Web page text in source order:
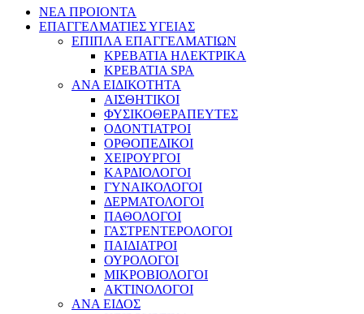
ΝΕΑ ΠΡΟΙΟΝΤΑ
ΕΠΑΓΓΕΛΜΑΤΙΕΣ ΥΓΕΙΑΣ
ΕΠΙΠΛΑ ΕΠΑΓΓΕΛΜΑΤΙΩΝ
ΚΡΕΒΑΤΙΑ ΗΛΕΚΤΡΙΚΑ
ΚΡΕΒΑΤΙΑ SPA
ΑΝΑ ΕΙΔΙΚΟΤΗΤΑ
ΑΙΣΘΗΤΙΚΟΙ
ΦΥΣΙΚΟΘΕΡΑΠΕΥΤΕΣ
ΟΔΟΝΤΙΑΤΡΟΙ
ΟΡΘΟΠΕΔΙΚΟΙ
ΧΕΙΡΟΥΡΓΟΙ
ΚΑΡΔΙΟΛΟΓΟΙ
ΓΥΝΑΙΚΟΛΟΓΟΙ
ΔΕΡΜΑΤΟΛΟΓΟΙ
ΠΑΘΟΛΟΓΟΙ
ΓΑΣΤΡΕΝΤΕΡΟΛΟΓΟΙ
ΠΑΙΔΙΑΤΡΟΙ
ΟΥΡΟΛΟΓΟΙ
ΜΙΚΡΟΒΙΟΛΟΓΟΙ
ΑΚΤΙΝΟΛΟΓΟΙ
ΑΝΑ ΕΙΔΟΣ